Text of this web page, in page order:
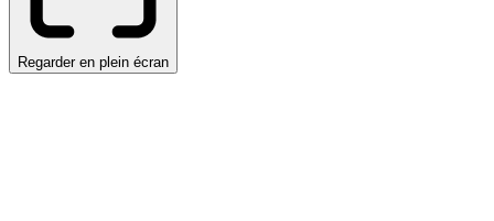
Regarder en plein écran